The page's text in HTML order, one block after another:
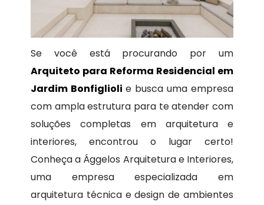
Se você está procurando por um
Arquiteto para Reforma Residencial em
Jardim Bonfigliolie busca uma empresa
com ampla estrutura para te atender com
soluções completas em arquitetura e
interiores, encontrou o lugar certo!
Conheça a Ággelos Arquitetura e Interiores,
uma empresa especializada em
arquitetura técnica e design de ambientes